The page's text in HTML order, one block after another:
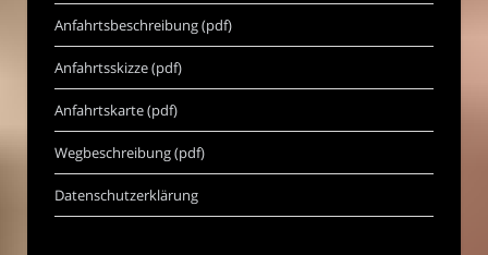
Anfahrtsbeschreibung (pdf)
Anfahrtsskizze (pdf)
Anfahrtskarte (pdf)
Wegbeschreibung (pdf)
Datenschutzerklärung